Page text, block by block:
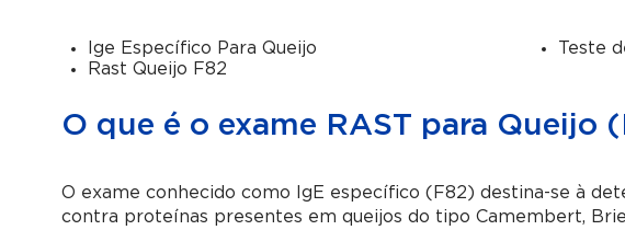
Ige Específico Para Queijo
Rast Queijo F82
Teste
O que é o exame RAST para Queijo
O exame conhecido como IgE específico (F82) destina-se à
contra proteínas presentes em queijos do tipo Camembert,